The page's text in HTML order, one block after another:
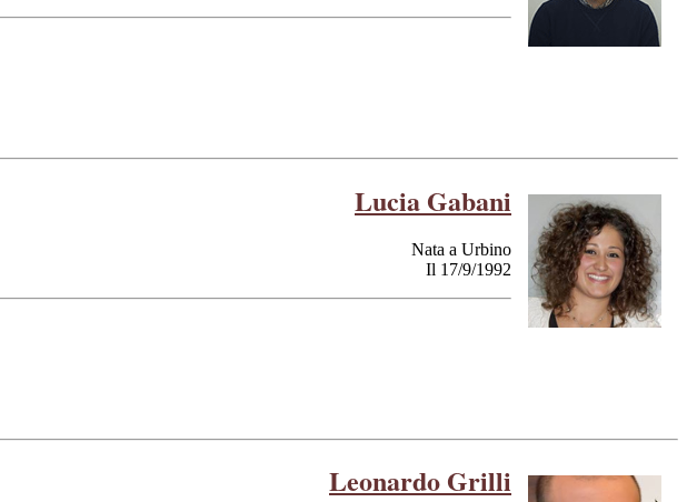
Lucia Gabani
Nata a Urbino
Il 17/9/1992
Leonardo Grilli